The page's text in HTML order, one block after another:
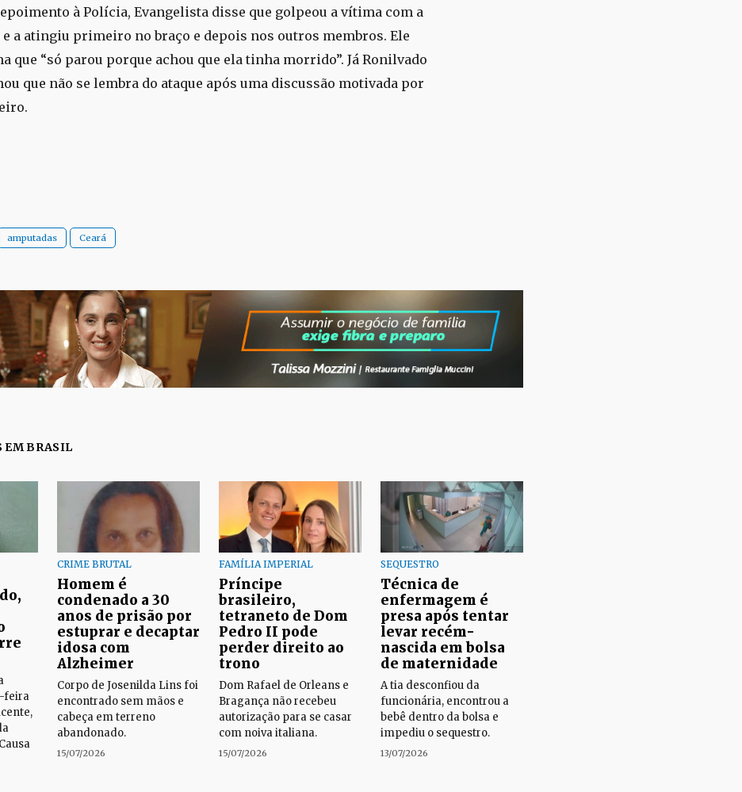
à Polícia, Evangelista disse que golpeou a vítima com a
a atingiu primeiro no braço e depois nos outros membros. Ele
que “só parou porque achou que ela tinha morrido”. Já Ronilvado
que não se lembra do ataque após uma discussão motivada por
amputadas Ceará
EM BRASIL
feira
CRIME BRUTAL
Homem é
condenado a 30
anos de prisão por
estuprar e decaptar
idosa com
Alzheimer
Corpo de Josenilda Lins foi
encontrado sem mãos e
cabeça em terreno
abandonado.
15/07/2026
FAMÍLIA IMPERIAL
Príncipe
brasileiro,
tetraneto de Dom
Pedro II pode
perder direito ao
trono
Dom Rafael de Orleans e
Bragança não recebeu
autorização para se casar
com noiva italiana.
15/07/2026
SEQUESTRO
Técnica de
enfermagem é
presa após tentar
levar recém-
nascida em bolsa
de maternidade
A tia desconfiou da
funcionária, encontrou a
bebê dentro da bolsa e
impediu o sequestro.
13/07/2026